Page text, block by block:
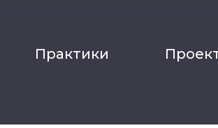
Практики